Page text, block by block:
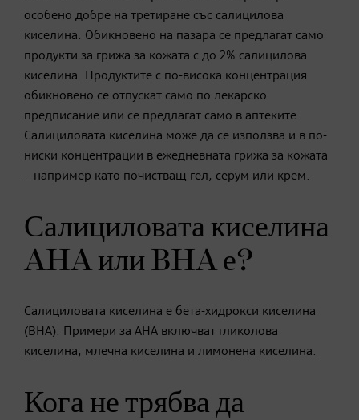
особено добре на третиране със салицилова
киселина. Обикновено на пазара се предлагат само
продукти за грижа за кожата с до 2% салицилова
киселина. Продуктите с по-висока концентрация
обикновено се отпускат само по лекарско
предписание или се предлагат само в аптеките.
Салициловата киселина може да се използва и в по-
ниски концентрации в ежедневната грижа за кожата
– например като почистващ гел, серум или крем.
Салициловата киселина
AHA или BHA е?
Салициловата киселина е бета-хидрокси киселина
(BHA). Примери за AHA включват гликолова
киселина, млечна киселина и лимонена киселина.
Кога не трябва да